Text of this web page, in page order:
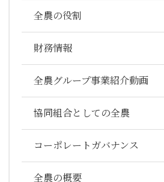
全農の役割
財務情報
全農グループ事業紹介動画
協同組合としての全農
コーポレートガバナンス
全農の概要